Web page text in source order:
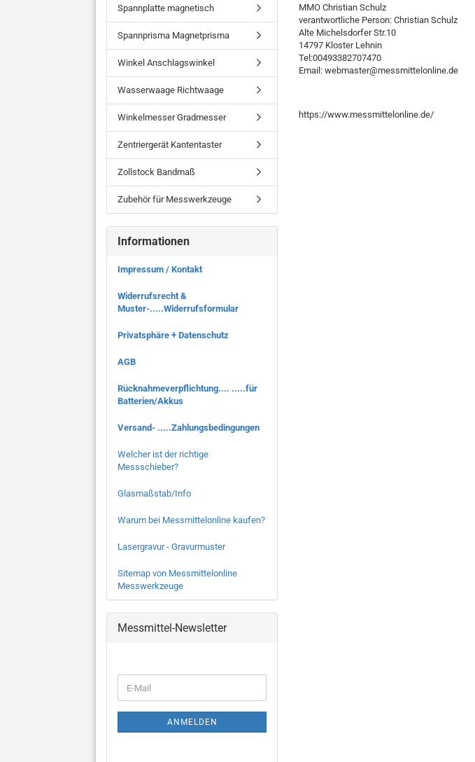
MMO Christian Schulz
verantwortliche Person: Christian Schulz
Alte Michelsdorfer Str.10
14797 Kloster Lehnin
Tel:00493382707470
Email: webmaster@messmittelonline.de
https://www.messmittelonline.de/
Spannplatte magnetisch
Spannprisma Magnetprisma
Winkel Anschlagswinkel
Wasserwaage Richtwaage
Winkelmesser Gradmesser
Zentriergerät Kantentaster
Zollstock Bandmaß
Zubehör für Messwerkzeuge
Informationen
Impressum / Kontakt
Widerrufsrecht &
Muster-.....Widerrufsformular
Privatsphäre + Datenschutz
AGB
Rücknahmeverpflichtung.... .....für
Batterien/Akkus
Versand- .....Zahlungsbedingungen
Welcher ist der richtige
Messschieber?
Glasmaßstab/Info
Warum bei Messmittelonline kaufen?
Lasergravur - Gravurmuster
Sitemap von Messmittelonline
Messwerkzeuge
Messmittel-Newsletter
ZUR
ANMELDUNG
E-
Mail
ANMELDEN